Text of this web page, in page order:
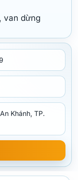
van dừng
Khánh, TP.